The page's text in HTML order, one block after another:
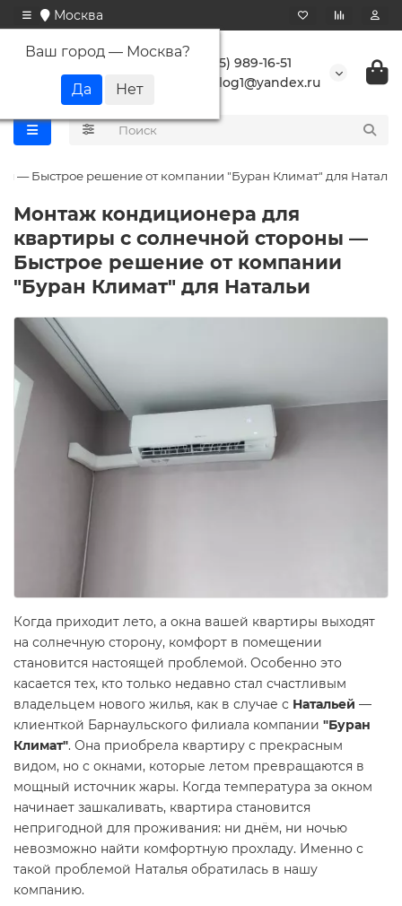
Москва
Ваш город — Москва?
+7 (495) 989-16-51
buranlog1@yandex.ru
— Быстрое решение от компании "Буран Климат" для Натальи
Монтаж кондиционера для
квартиры с солнечной стороны —
Быстрое решение от компании
"Буран Климат" для Натальи
Когда приходит лето, а окна вашей квартиры выходят
на солнечную сторону, комфорт в помещении
становится настоящей проблемой. Особенно это
касается тех, кто только недавно стал счастливым
владельцем нового жилья, как в случае с Натальей —
клиенткой Барнаульского филиала компании "Буран
Климат". Она приобрела квартиру с прекрасным
видом, но с окнами, которые летом превращаются в
мощный источник жары. Когда температура за окном
начинает зашкаливать, квартира становится
непригодной для проживания: ни днём, ни ночью
невозможно найти комфортную прохладу. Именно с
такой проблемой Наталья обратилась в нашу
компанию.